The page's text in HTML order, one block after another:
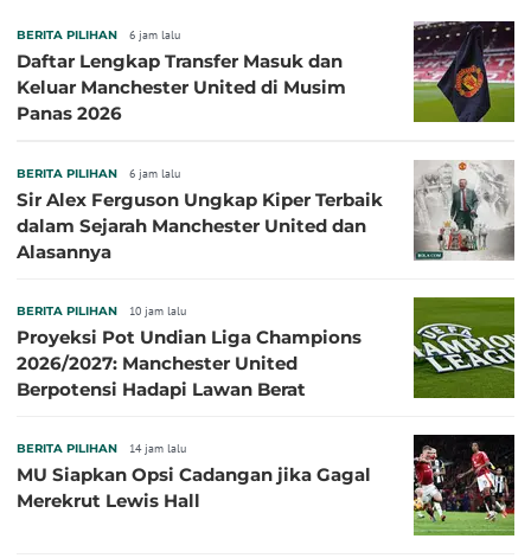
BERITA PILIHAN 6 jam lalu
Daftar Lengkap Transfer Masuk dan
Keluar Manchester United di Musim
Panas 2026
BERITA PILIHAN 6 jam lalu
Sir Alex Ferguson Ungkap Kiper Terbaik
dalam Sejarah Manchester United dan
Alasannya
BERITA PILIHAN 10 jam lalu
Proyeksi Pot Undian Liga Champions
2026/2027: Manchester United
Berpotensi Hadapi Lawan Berat
BERITA PILIHAN 14 jam lalu
MU Siapkan Opsi Cadangan jika Gagal
Merekrut Lewis Hall